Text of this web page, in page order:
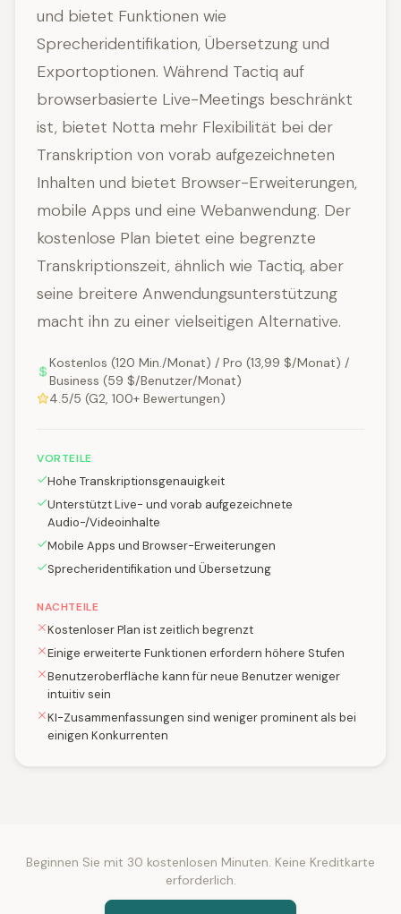
und bietet Funktionen wie
Sprecheridentifikation, Übersetzung und
Exportoptionen. Während Tactiq auf
browserbasierte Live-Meetings beschränkt
ist, bietet Notta mehr Flexibilität bei der
Transkription von vorab aufgezeichneten
Inhalten und bietet Browser-Erweiterungen,
mobile Apps und eine Webanwendung. Der
kostenlose Plan bietet eine begrenzte
Transkriptionszeit, ähnlich wie Tactiq, aber
seine breitere Anwendungsunterstützung
macht ihn zu einer vielseitigen Alternative.
Kostenlos (120 Min./Monat) / Pro (13,99 $/Monat) /
Business (59 $/Benutzer/Monat)
4.5/5 (G2, 100+ Bewertungen)
VORTEILE
Hohe Transkriptionsgenauigkeit
Unterstützt Live- und vorab aufgezeichnete
Audio-/Videoinhalte
Mobile Apps und Browser-Erweiterungen
Sprecheridentifikation und Übersetzung
NACHTEILE
Kostenloser Plan ist zeitlich begrenzt
Einige erweiterte Funktionen erfordern höhere Stufen
Benutzeroberfläche kann für neue Benutzer weniger
intuitiv sein
KI-Zusammenfassungen sind weniger prominent als bei
einigen Konkurrenten
Beginnen Sie mit 30 kostenlosen Minuten. Keine Kreditkarte
erforderlich.